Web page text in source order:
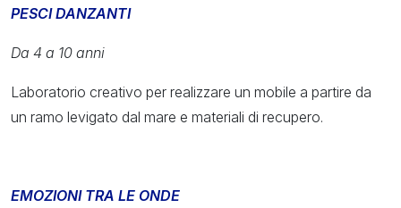
PESCI DANZANTI
Da 4 a 10 anni
Laboratorio creativo per realizzare un mobile a partire da
un ramo levigato dal mare e materiali di recupero.
EMOZIONI TRA LE ONDE